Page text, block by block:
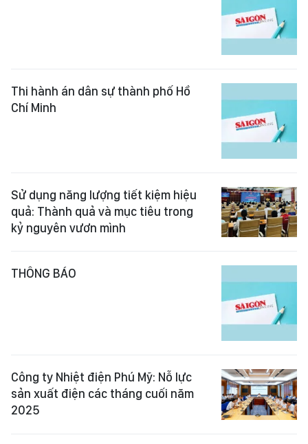
Thi hành án dân sự thành phố Hồ
Chí Minh
Sử dụng năng lượng tiết kiệm hiệu
quả: Thành quả và mục tiêu trong
kỷ nguyên vươn mình
THÔNG BÁO
Công ty Nhiệt điện Phú Mỹ: Nỗ lực
sản xuất điện các tháng cuối năm
2025